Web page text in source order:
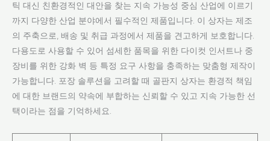
틱 대신 친환경적인 대안을 찾는 지속 가능성 중심 산업에 이르기
까지 다양한 산업 분야에서 필수적인 제품입니다. 이 상자는 제조
의 주축으로, 배송 및 취급 과정에서 제품을 견고하게 보호합니다.
다용도로 사용할 수 있어 섬세한 품목을 위한 다이컷 인서트나 중
장비를 위한 강화 벽 등 특정 요구 사항을 충족하는 맞춤형 제작이
가능합니다. 포장 솔루션을 고려할 때 골판지 상자는 환경적 책임
에 대한 브랜드의 약속에 부합하는 신뢰할 수 있고 지속 가능한 선
택이라는 점을 기억하세요.